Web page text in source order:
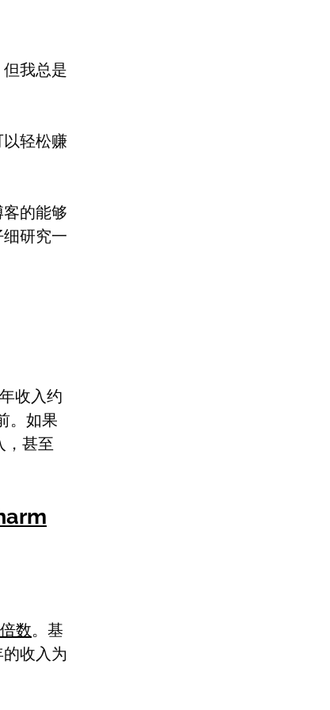
我总是
轻松赚
的能够
研究一
收入约
。如果
，甚至
数。基
收入为